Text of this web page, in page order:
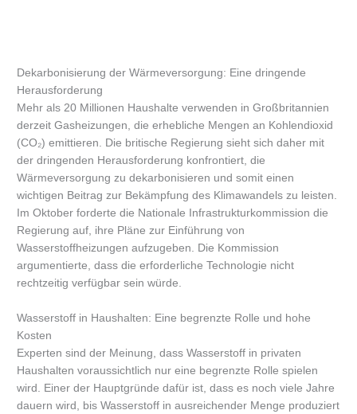
Dekarbonisierung der Wärmeversorgung: Eine dringende
Herausforderung
Mehr als 20 Millionen Haushalte verwenden in Großbritannien
derzeit Gasheizungen, die erhebliche Mengen an Kohlendioxid
(CO₂) emittieren. Die britische Regierung sieht sich daher mit
der dringenden Herausforderung konfrontiert, die
Wärmeversorgung zu dekarbonisieren und somit einen
wichtigen Beitrag zur Bekämpfung des Klimawandels zu leisten.
Im Oktober forderte die Nationale Infrastrukturkommission die
Regierung auf, ihre Pläne zur Einführung von
Wasserstoffheizungen aufzugeben. Die Kommission
argumentierte, dass die erforderliche Technologie nicht
rechtzeitig verfügbar sein würde.
Wasserstoff in Haushalten: Eine begrenzte Rolle und hohe
Kosten
Experten sind der Meinung, dass Wasserstoff in privaten
Haushalten voraussichtlich nur eine begrenzte Rolle spielen
wird. Einer der Hauptgründe dafür ist, dass es noch viele Jahre
dauern wird, bis Wasserstoff in ausreichender Menge produziert